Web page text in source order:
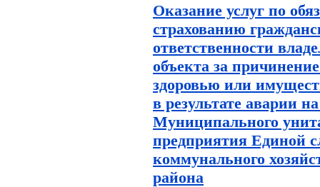
Оказание услуг по
страхованию
ответственности
объекта за
здоровью или
в результате аварии
Муниципального
предприятия Единой
коммунального
района